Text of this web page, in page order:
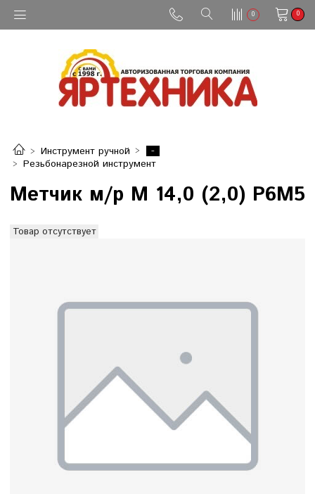
0 0
Инструмент ручной
-
Резьбонарезной инструмент
Метчик м/р М 14,0 (2,0) Р6М5
Товар отсутствует